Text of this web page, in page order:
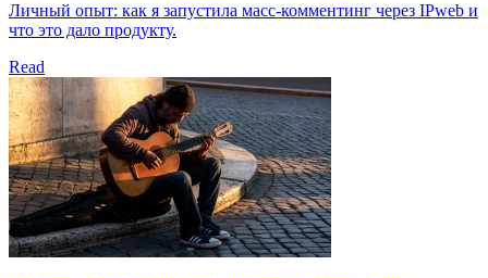
Личный опыт: как я запустила масс-комментинг через IPweb и
что это дало продукту.
Read